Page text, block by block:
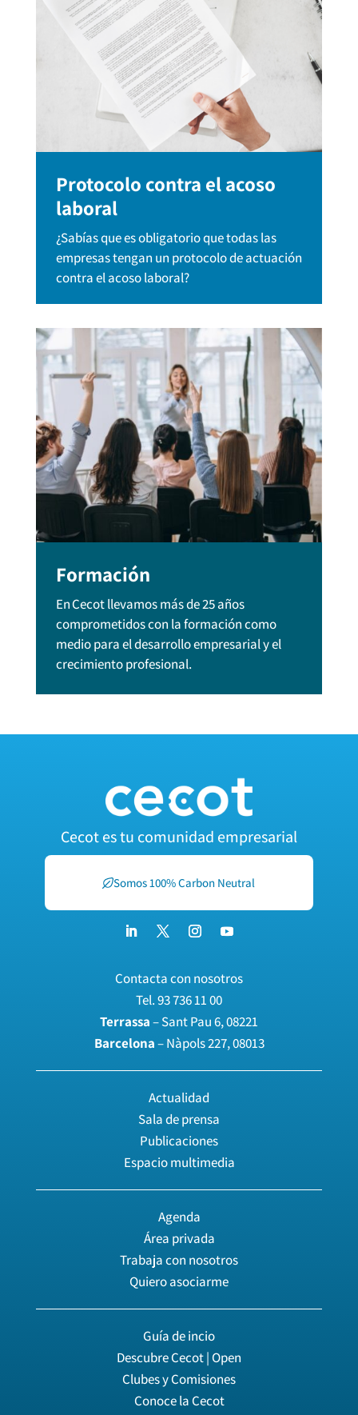
Protocolo contra el acoso
laboral
¿Sabías que es obligatorio que todas las
empresas tengan un protocolo de actuación
contra el acoso laboral?
Formación
En Cecot llevamos más de 25 años
comprometidos con la formación como
medio para el desarrollo empresarial y el
crecimiento profesional.
Cecot es tu comunidad empresarial
Somos 100% Carbon Neutral
Contacta con nosotros
Tel.93 736 11 00
Terrassa– Sant Pau 6, 08221
Barcelona– Nàpols 227, 08013
Actualidad
Sala de prensa
Publicaciones
Espacio multimedia
Agenda
Área privada
Trabaja con nosotros
Quiero asociarme
Guía de incio
Descubre Cecot | Open
Clubes y Comisiones
Conoce la Cecot